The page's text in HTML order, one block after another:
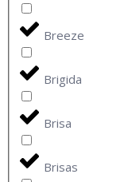
Breeze
Brigida
Brisa
Brisas